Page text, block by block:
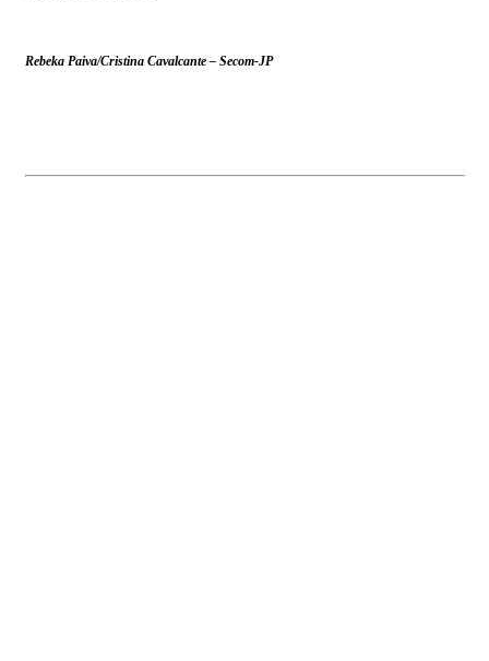
Rebeka Paiva/Cristina Cavalcante – Secom-JP